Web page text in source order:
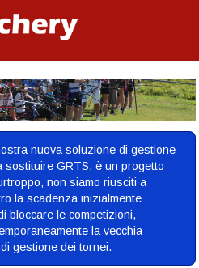
nuova soluzione di gestione
sostituire GRTS, è un progetto
non siamo riusciti a
la scadenza inizialmente
bloccare le competizioni,
la vecchia
gestione dei tornei.